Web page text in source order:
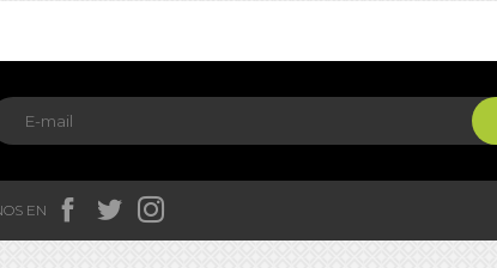
EN   